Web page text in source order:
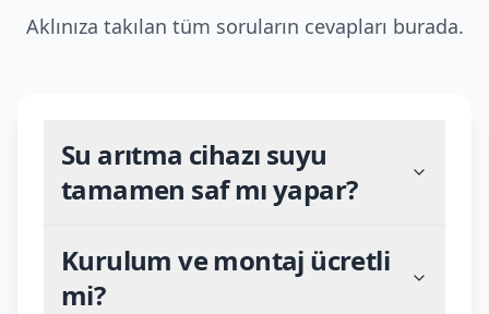
Aklınıza takılan tüm soruların cevapları burada.
Su arıtma cihazı suyu
tamamen saf mı yapar?
Kurulum ve montaj ücretli
mi?